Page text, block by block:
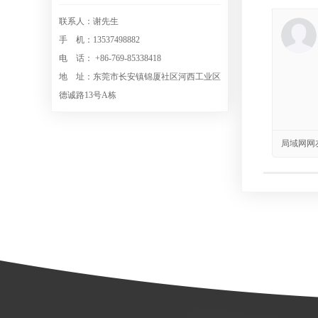
联系人：谢先生
手 机：13537498882
电 话： +86-769-85338418
地 址：东莞市长安镇锦厦社区河西工业区
德诚路13号A栋
局域网网